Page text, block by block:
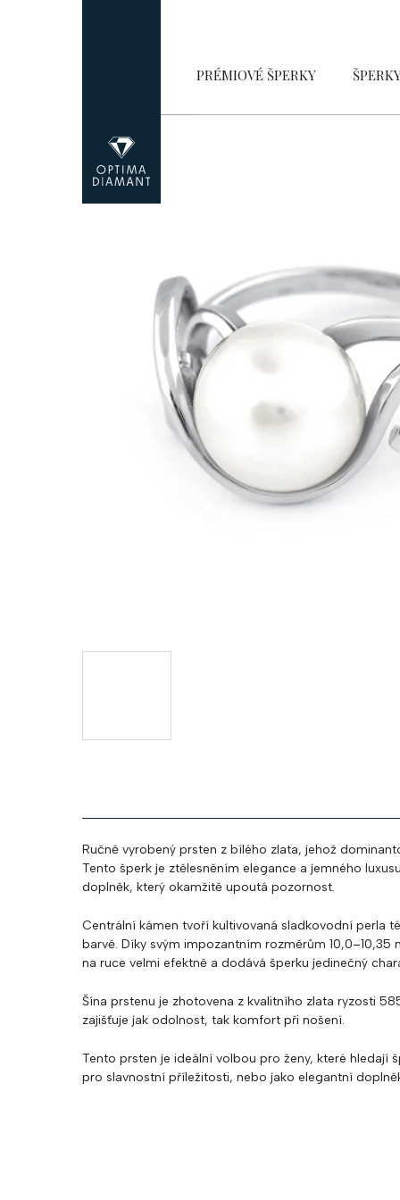
PRÉMIOVÉ ŠPERKY
Ručně vyrobený prsten z bílého zlata, jehož
Tento šperk je ztělesněním elegance a jemného
doplněk, který okamžitě upoutá pozornost.
Centrální kámen tvoří kultivovaná sladkovodní perla
barvě. Díky svým impozantním rozměrům
na ruce velmi efektně a dodává šperku jedinečný
Šína prstenu je zhotovena z kvalitního zlata ryzosti
zajišťuje jak odolnost, tak komfort při nošení.
Tento prsten je ideální volbou pro ženy, které hledají
pro slavnostní příležitosti, nebo jako elegantní